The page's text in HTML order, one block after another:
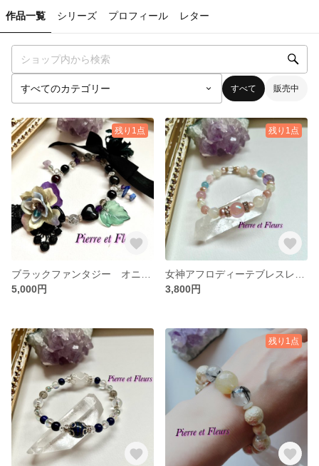
作品一覧 シリーズ プロフィール レター
すべて 販売中
残り1点
5,000円
残り1点
3,800円
残り1点